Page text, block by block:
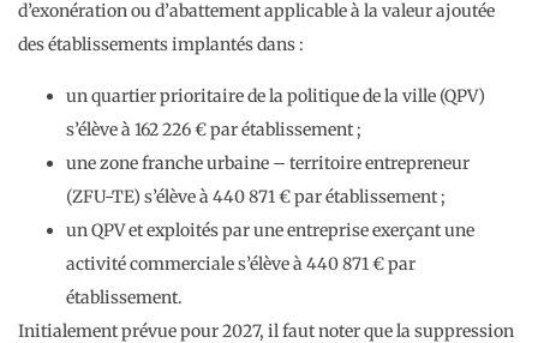
d’exonération ou d’abattement applicable à la valeur ajoutée
des établissements implantés dans :
un quartier prioritaire de la politique de la ville (QPV)
s’élève à 162 226 € par établissement ;
une zone franche urbaine – territoire entrepreneur
(ZFU-TE) s’élève à 440 871 € par établissement ;
un QPV et exploités par une entreprise exerçant une
activité commerciale s’élève à 440 871 € par
établissement.
Initialement prévue pour 2027, il faut noter que la suppression